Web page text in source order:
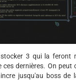
3 qui la feront
dernières. On
jusqu'au boss de